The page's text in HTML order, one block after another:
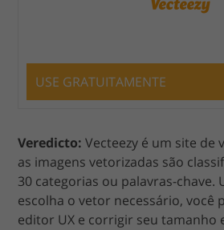
USE GRATUITAMENTE
Veredicto: Vecteezy é um site de
as imagens vetorizadas são
30 categorias ou palavras-chave.
escolha o vetor necessário, você
editor UX e corrigir seu tamanho